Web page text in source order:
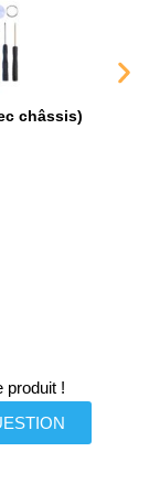
châssis)
produit !